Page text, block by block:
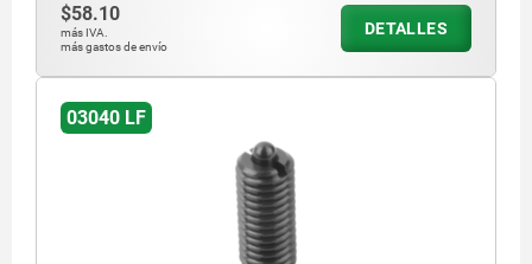
$58.10
más IVA.
más gastos de envío
DETALLES
03040 LF